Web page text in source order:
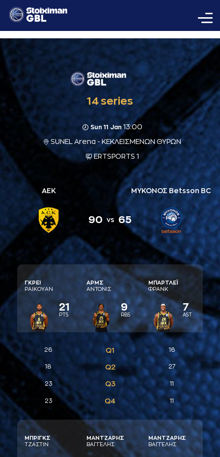
14 series
Sun 11 Jan 13:00
SUNEL Arena - ΚΕΚΛΕΙΣΜΕΝΩΝ ΘΥΡΩΝ
ERTSPORTS 1
ΑΕΚ
90 vs 65
ΜΥΚΟΝΟΣ Betsson BC
ΓΚΡΕΙ
ΡAΙΚΟΥAΝ
21
PTS
AΡΜΣ
AΝΤΟΝΙΣ
9
RBS
ΜΠAΡΤΛΕΪ
ΦΡAΝΚ
7
AST
26 Q1 16
18 Q2 27
23 Q3 11
23 Q4 11
ΜΠΡΙΓΚΣ
ΤΖAΣΤΙΝ
ΜAΝΤΖAΡΗΣ
ΒAΓΓΕΛΗΣ
ΜAΝΤΖAΡΗΣ
ΒAΓΓΕΛΗΣ